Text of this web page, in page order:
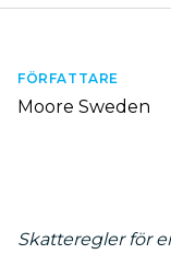
FÖRFATTARE
Moore Sweden
Skatteregler för